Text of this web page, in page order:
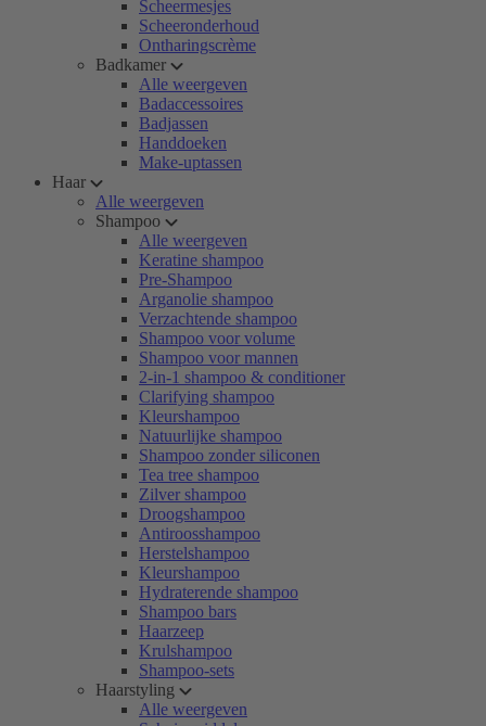
Scheermesjes
Scheeronderhoud
Ontharingscrème
Badkamer
Alle weergeven
Badaccessoires
Badjassen
Handdoeken
Make-uptassen
Haar
Alle weergeven
Shampoo
Alle weergeven
Keratine shampoo
Pre-Shampoo
Arganolie shampoo
Verzachtende shampoo
Shampoo voor volume
Shampoo voor mannen
2-in-1 shampoo & conditioner
Clarifying shampoo
Kleurshampoo
Natuurlijke shampoo
Shampoo zonder siliconen
Tea tree shampoo
Zilver shampoo
Droogshampoo
Antiroosshampoo
Herstelshampoo
Kleurshampoo
Hydraterende shampoo
Shampoo bars
Haarzeep
Krulshampoo
Shampoo-sets
Haarstyling
Alle weergeven